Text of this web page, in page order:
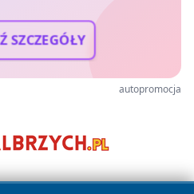
SZCZEGÓŁY
autopromocja